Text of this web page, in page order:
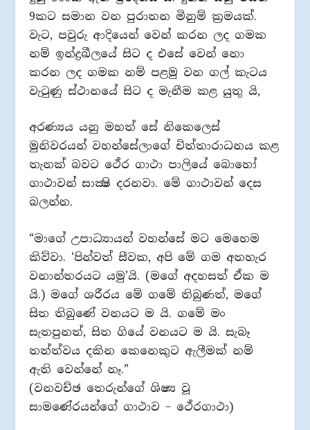
9කට සමාන වන පුරාතන මිනුම් ක්‍රමයක්.
වැට, පවුරු ආදියෙන් වෙන් කරන ලද ගමක
නම් ඉන්ද්‍රඛීලයේ සිට ද එසේ වෙන් නො
කරන ලද ගමක නම් පළමු වන ගල් කැටය
වැටුණු ස්ථානයේ සිට ද මැනීම කළ යුතු යි,
අරණ්‍යය යනු මහත් සේ නිකෙලෙස්
මුනිවරයන් වහන්සේලාගේ චිත්තාරාධනය කළ
තැනක් බවට ථේර ගාථා පාලියේ බොහෝ
ගාථාවන් සාක්‍ෂි දරනවා. මේ ගාථාවන් දෙස
බලන්න.
“මාගේ උපාධ්‍යායන් වහන්සේ මට මෙහෙම
කිව්වා. ‘පින්වත් සීවක, අපි මේ ගම අතහැර
වනාන්තරයට යමු’යි. (මගේ අදහසත් ඒක ම
යි.) මගේ ශරීරය මේ ගමේ තිබුණත්, මගේ
සිත තිබුණේ වනයට ම යි. ගමේ මං
සැතපුනත්, සිත ගියේ වනයට ම යි. සැබෑ
තත්ත්වය දකින කෙනෙකුට ඇලීමක් නම්
ඇති වෙන්නේ නෑ.”
(වනවච්ඡ තෙරුන්ගේ ශිෂ්‍ය වූ
සාමණේරයන්ගේ ගාථාව – ථේරගාථා)